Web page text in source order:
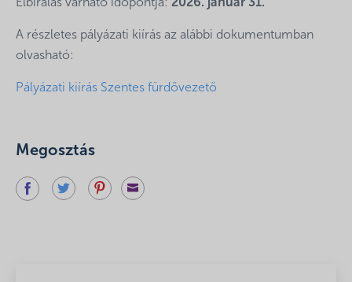
Elbírálás várható időpontja: 2026. január 31.
A részletes pályázati kiírás az alábbi dokumentumban
olvasható:
Pályázati kiírás Szentes fürdővezető
Megosztás